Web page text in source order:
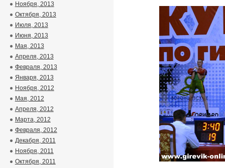
Ноября, 2013
Октября, 2013
Июля, 2013
Июня, 2013
Мая, 2013
Апреля, 2013
Февраля, 2013
Января, 2013
Ноября, 2012
Мая, 2012
Апреля, 2012
Марта, 2012
Февраля, 2012
Декабря, 2011
Ноября, 2011
Октября, 2011